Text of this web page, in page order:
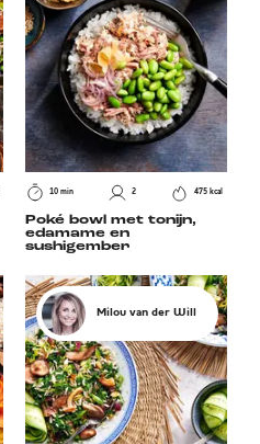
10 min 2 475 kcal
Poké bowl met tonijn,
edamame en
sushigember
Milou van der Will